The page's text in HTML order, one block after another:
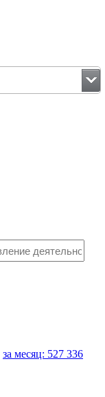
за месяц: 527 336